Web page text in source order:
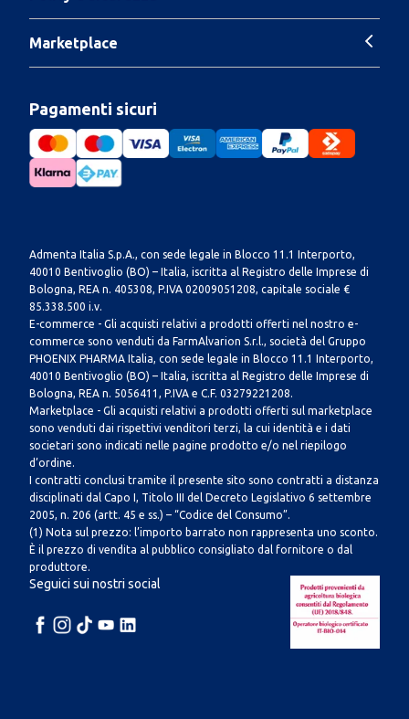
Marketplace
Pagamenti sicuri
Admenta Italia S.p.A., con sede legale in Blocco 11.1 Interporto,
40010 Bentivoglio (BO) – Italia, iscritta al Registro delle Imprese di
Bologna, REA n. 405308, P.IVA 02009051208, capitale sociale €
85.338.500 i.v.
E-commerce - Gli acquisti relativi a prodotti offerti nel nostro e-
commerce sono venduti da FarmAlvarion S.r.l., società del Gruppo
PHOENIX PHARMA Italia, con sede legale in Blocco 11.1 Interporto,
40010 Bentivoglio (BO) – Italia, iscritta al Registro delle Imprese di
Bologna, REA n. 5056411, P.IVA e C.F. 03279221208.
Marketplace - Gli acquisti relativi a prodotti offerti sul marketplace
sono venduti dai rispettivi venditori terzi, la cui identità e i dati
societari sono indicati nelle pagine prodotto e/o nel riepilogo
d’ordine.
I contratti conclusi tramite il presente sito sono contratti a distanza
disciplinati dal Capo I, Titolo III del Decreto Legislativo 6 settembre
2005, n. 206 (artt. 45 e ss.) – “Codice del Consumo”.
(1) Nota sul prezzo: l’importo barrato non rappresenta uno sconto.
È il prezzo di vendita al pubblico consigliato dal fornitore o dal
produttore.
Seguici sui nostri social